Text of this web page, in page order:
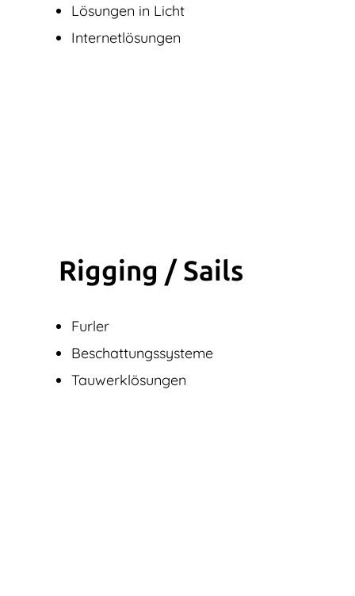
Lösungen in Licht
Internetlösungen
Rigging / Sails
Furler
Beschattungssysteme
Tauwerklösungen